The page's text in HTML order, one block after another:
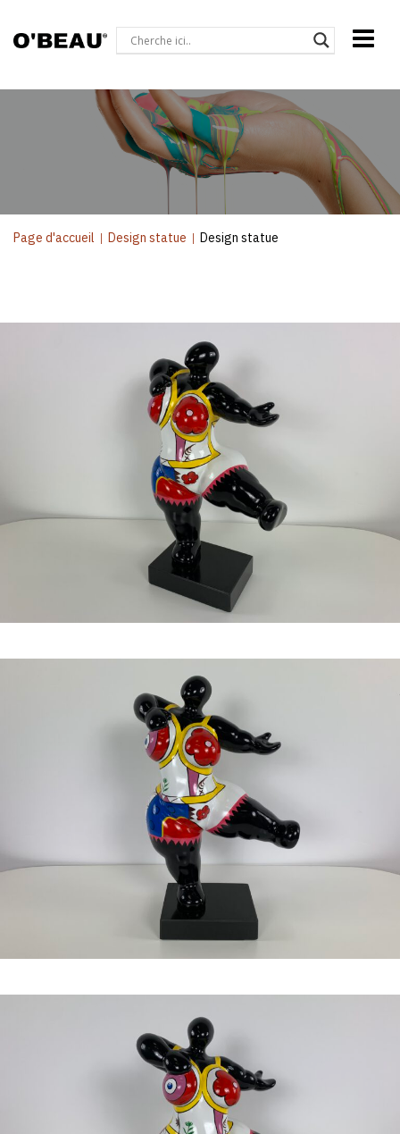
Page d'accueil | Design statue | Design statue